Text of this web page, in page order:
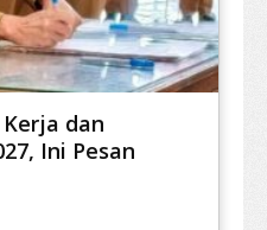
dan
Ini Pesan